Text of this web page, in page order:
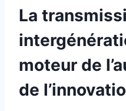
La
moteur de
de